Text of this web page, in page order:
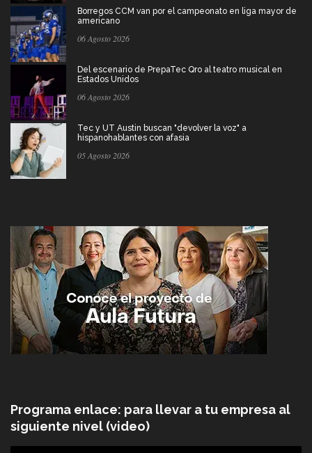
Borregos CCM van por el campeonato en liga mayor de
americano
06 Agosto 2026
Del escenario de PrepaTec Qro al teatro musical en
Estados Unidos
06 Agosto 2026
Tec y UT Austin buscan "devolver la voz" a
hispanohablantes con afasia
05 Agosto 2026
Programa enlace: para llevar a tu empresa al
siguiente nivel (video)